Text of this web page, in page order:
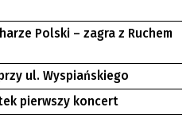
Polski – zagra z Ruchem
ul. Wyspiańskiego
pierwszy koncert